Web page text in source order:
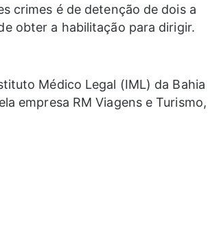
crimes é de detenção de dois a
obter a habilitação para dirigir.
Médico Legal (IML) da Bahia
empresa RM Viagens e Turismo,